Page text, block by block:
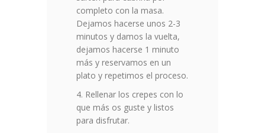
completo con la masa.
Dejamos hacerse unos 2-3
minutos y damos la vuelta,
dejamos hacerse 1 minuto
más y reservamos en un
plato y repetimos el proceso.
Rellenar los crepes con lo
que más os guste y listos
para disfrutar.